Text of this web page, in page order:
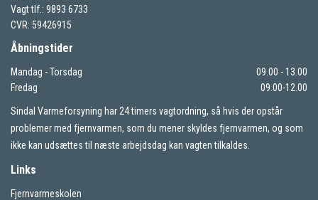
Vagt tlf.: 9893 6733
CVR: 59426915
Åbningstider
Mandag - Torsdag
09.00 - 13.00
Fredag
09.00-12.00
Sindal Varmeforsyning har 24 timers vagtordning, så hvis der opstår
problemer med fjernvarmen, som du mener skyldes fjernvarmen, og som
ikke kan udsættes til næste arbejdsdag kan vagten tilkaldes.
Links
Fjernvarmeskolen